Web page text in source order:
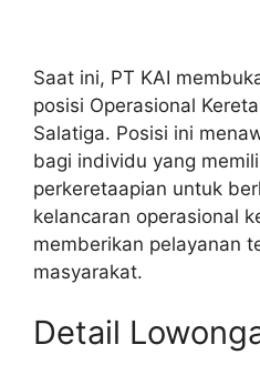
Saat ini, PT KAI
posisi Operasional
Salatiga. Posisi ini
bagi individu yang
perkeretaapian untuk
kelancaran operasional
memberikan pelayanan
masyarakat.
Detail